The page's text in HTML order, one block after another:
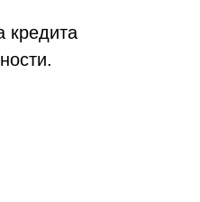
кредита